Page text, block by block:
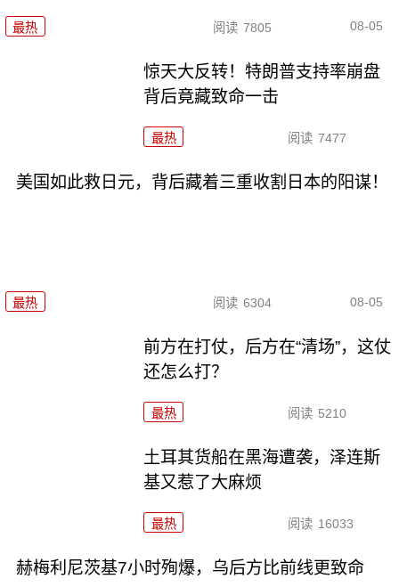
最热 阅读 7805 08-05
惊天大反转！特朗普支持率崩盘
背后竟藏致命一击
最热 阅读 7477
美国如此救日元，背后藏着三重收割日本的阳谋！
最热 阅读 6304 08-05
前方在打仗，后方在“清场”，这仗
还怎么打？
最热 阅读 5210
土耳其货船在黑海遭袭，泽连斯
基又惹了大麻烦
最热 阅读 16033
赫梅利尼茨基7小时殉爆，乌后方比前线更致命